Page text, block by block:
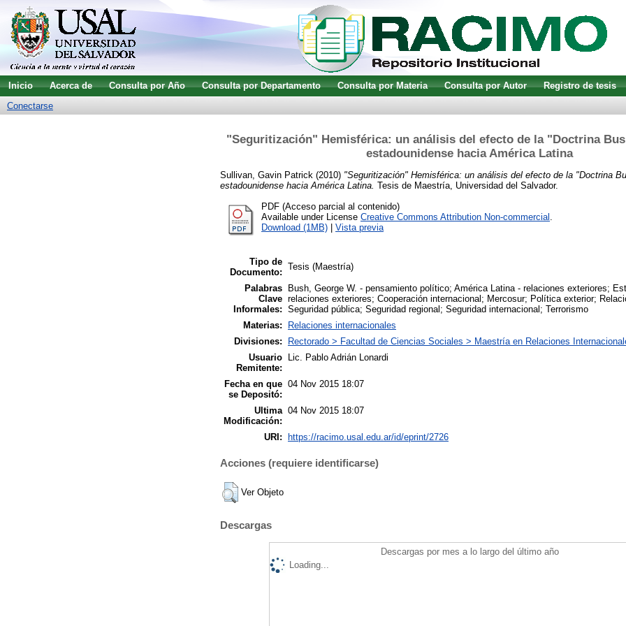
Inicio Acerca de Consulta por Año Consulta por Departamento Consulta por Materia Consulta por Autor
Registro de tesis
Conectarse
"Seguritización" Hemisférica: un análisis del efecto de la "Doctrina
estadounidense hacia América Latina
Sullivan, Gavin Patrick (2010) "Seguritización" Hemisférica: un análisis del efecto de la "Doctrina
estadounidense hacia América Latina. Tesis de Maestría, Universidad del Salvador.
PDF (Acceso parcial al contenido)
Available under License Creative Commons Attribution Non-commercial .
Download (1MB)
Vista previa
Tipo de
Documento:
Tesis (Maestría)
Palabras
Clave
Informales:
Bush, George W. - pensamiento político; América Latina - relaciones exteriores;
relaciones exteriores; Cooperación internacional; Mercosur; Política exterior;
Seguridad pública; Seguridad regional; Seguridad internacional; Terrorismo
Materias:
Relaciones internacionales
Divisiones:
Rectorado > Facultad de Ciencias Sociales > Maestría en Relaciones
Usuario
Remitente:
Lic. Pablo Adrián Lonardi
Fecha en que
se Depositó:
04 Nov 2015 18:07
Ultima
Modificación:
04 Nov 2015 18:07
URI: https://racimo.usal.edu.ar/id/eprint/2726
Acciones (requiere identificarse)
Ver Objeto
Descargas
Descargas por mes a lo largo del último año
Loading...